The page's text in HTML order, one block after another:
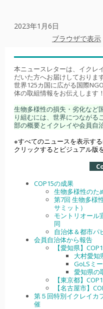
2023年1月6日
ブラウザで表示
本ニュースレターは、イクレ
だいた方へお届けしております
世界125カ国に広がる国際
体の取組情報をお伝えします
生物多様性の損失・劣化など
り組むには、世界につながる
部の概要とイクレイや会員自
※すべてのニュースを表示す
クリックするとビジュアル版
COP15の成果
生物多様性のた
第7回 生物多様
サミット）
モントリオール
同
自治体＆都市パ
会員自治体から報告
【愛知県】
大村愛知
GoLSミ
愛知県の
【東京都】
【名古屋市】
第５回特別イクレイカ
催